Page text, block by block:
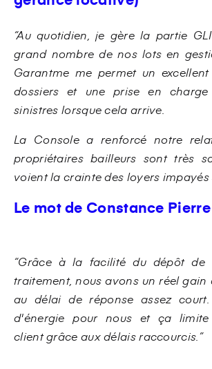
“Au quotidien, je gère la partie
grand nombre de nos lots en
Garantme me permet un
dossiers et une prise en
sinistres lorsque cela arrive.
La Console a renforcé notre
propriétaires bailleurs sont très
voient la crainte des loyers impayés
Le mot de Constance Pierre
“Grâce à la facilité du dépôt de
traitement, nous avons un réel gain
au délai de réponse assez
d'énergie pour nous et ça limite
client grâce aux délais raccourcis.”